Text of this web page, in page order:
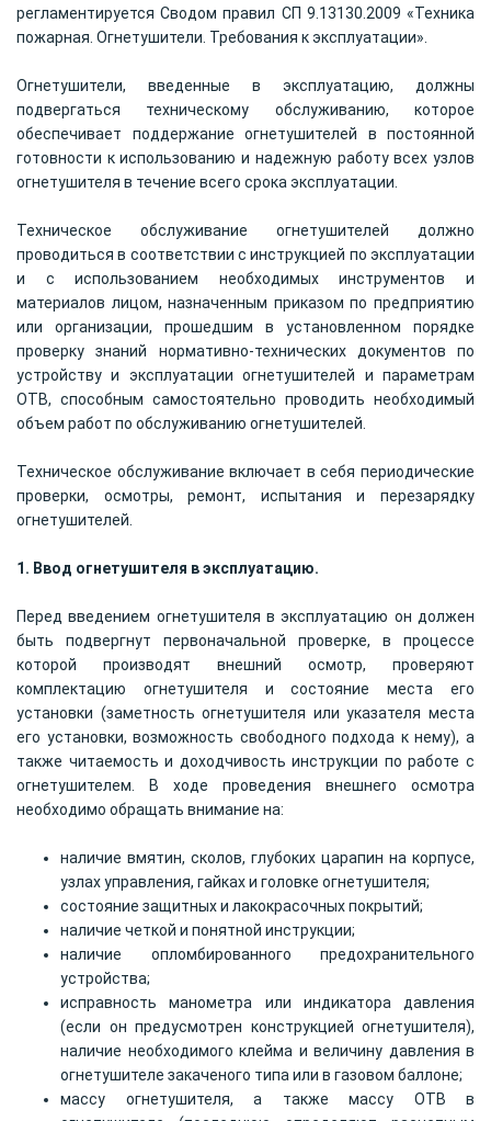
регламентируется Сводом правил СП 9.13130.2009 «Техника
пожарная. Огнетушители. Требования к эксплуатации».
Огнетушители, введенные в эксплуатацию, должны
подвергаться техническому обслуживанию, которое
обеспечивает поддержание огнетушителей в постоянной
готовности к использованию и надежную работу всех узлов
огнетушителя в течение всего срока эксплуатации.
Техническое обслуживание огнетушителей должно
проводиться в соответствии с инструкцией по эксплуатации
и с использованием необходимых инструментов и
материалов лицом, назначенным приказом по предприятию
или организации, прошедшим в установленном порядке
проверку знаний нормативно-технических документов по
устройству и эксплуатации огнетушителей и параметрам
ОТВ, способным самостоятельно проводить необходимый
объем работ по обслуживанию огнетушителей.
Техническое обслуживание включает в себя периодические
проверки, осмотры, ремонт, испытания и перезарядку
огнетушителей.
1. Ввод огнетушителя в эксплуатацию.
Перед введением огнетушителя в эксплуатацию он должен
быть подвергнут первоначальной проверке, в процессе
которой производят внешний осмотр, проверяют
комплектацию огнетушителя и состояние места его
установки (заметность огнетушителя или указателя места
его установки, возможность свободного подхода к нему), а
также читаемость и доходчивость инструкции по работе с
огнетушителем. В ходе проведения внешнего осмотра
необходимо обращать внимание на:
наличие вмятин, сколов, глубоких царапин на корпусе,
узлах управления, гайках и головке огнетушителя;
состояние защитных и лакокрасочных покрытий;
наличие четкой и понятной инструкции;
наличие опломбированного предохранительного
устройства;
исправность манометра или индикатора давления
(если он предусмотрен конструкцией огнетушителя),
наличие необходимого клейма и величину давления в
огнетушителе закаченого типа или в газовом баллоне;
массу огнетушителя, а также массу ОТВ в